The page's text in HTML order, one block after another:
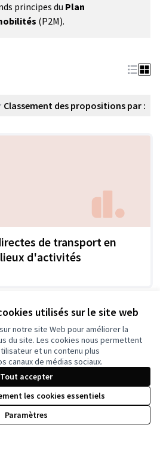
utilisés sur le site web
notre site Web pour améliorer la
du site. Les cookies nous permettent
et un contenu plus
canaux de médias sociaux.
Tout accepter
les cookies essentiels
Paramètres
principes du Plan
(P2M).
Classement des propositions par :
de transport en
d'activités
retirées